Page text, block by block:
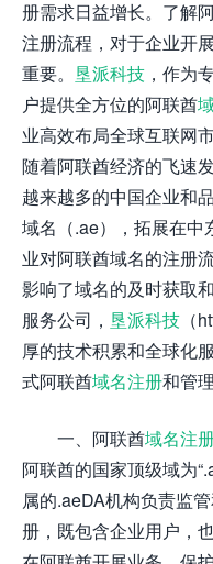
册需求日益增长。了解
注册流程，对于企业开
重要。 垦派科技 ，作为
户提供全方位的阿联酋
业高效布局全球互联网市
随着阿联酋经济的飞速
越来越多的中国企业和
域名（.ae），拓展在中
业对阿联酋域名的注册
影响了域名的及时获取
服务公司， 垦派科技 （
厚的技术积累和全球化
式阿联酋域名注册和管
一、阿联酋域名注
阿联酋的国家顶级域为
属的.aeDA机构负责监
册，既包含企业用户，